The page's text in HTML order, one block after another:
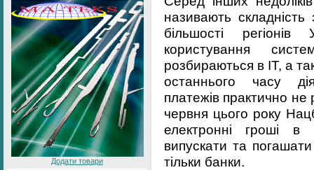
Додати товари
називають
більшості регіонів
користування
розбираються в IT, а
останнього часу
платежів практично
червня цього року
електронні гроші в
випускати та
тільки банки.